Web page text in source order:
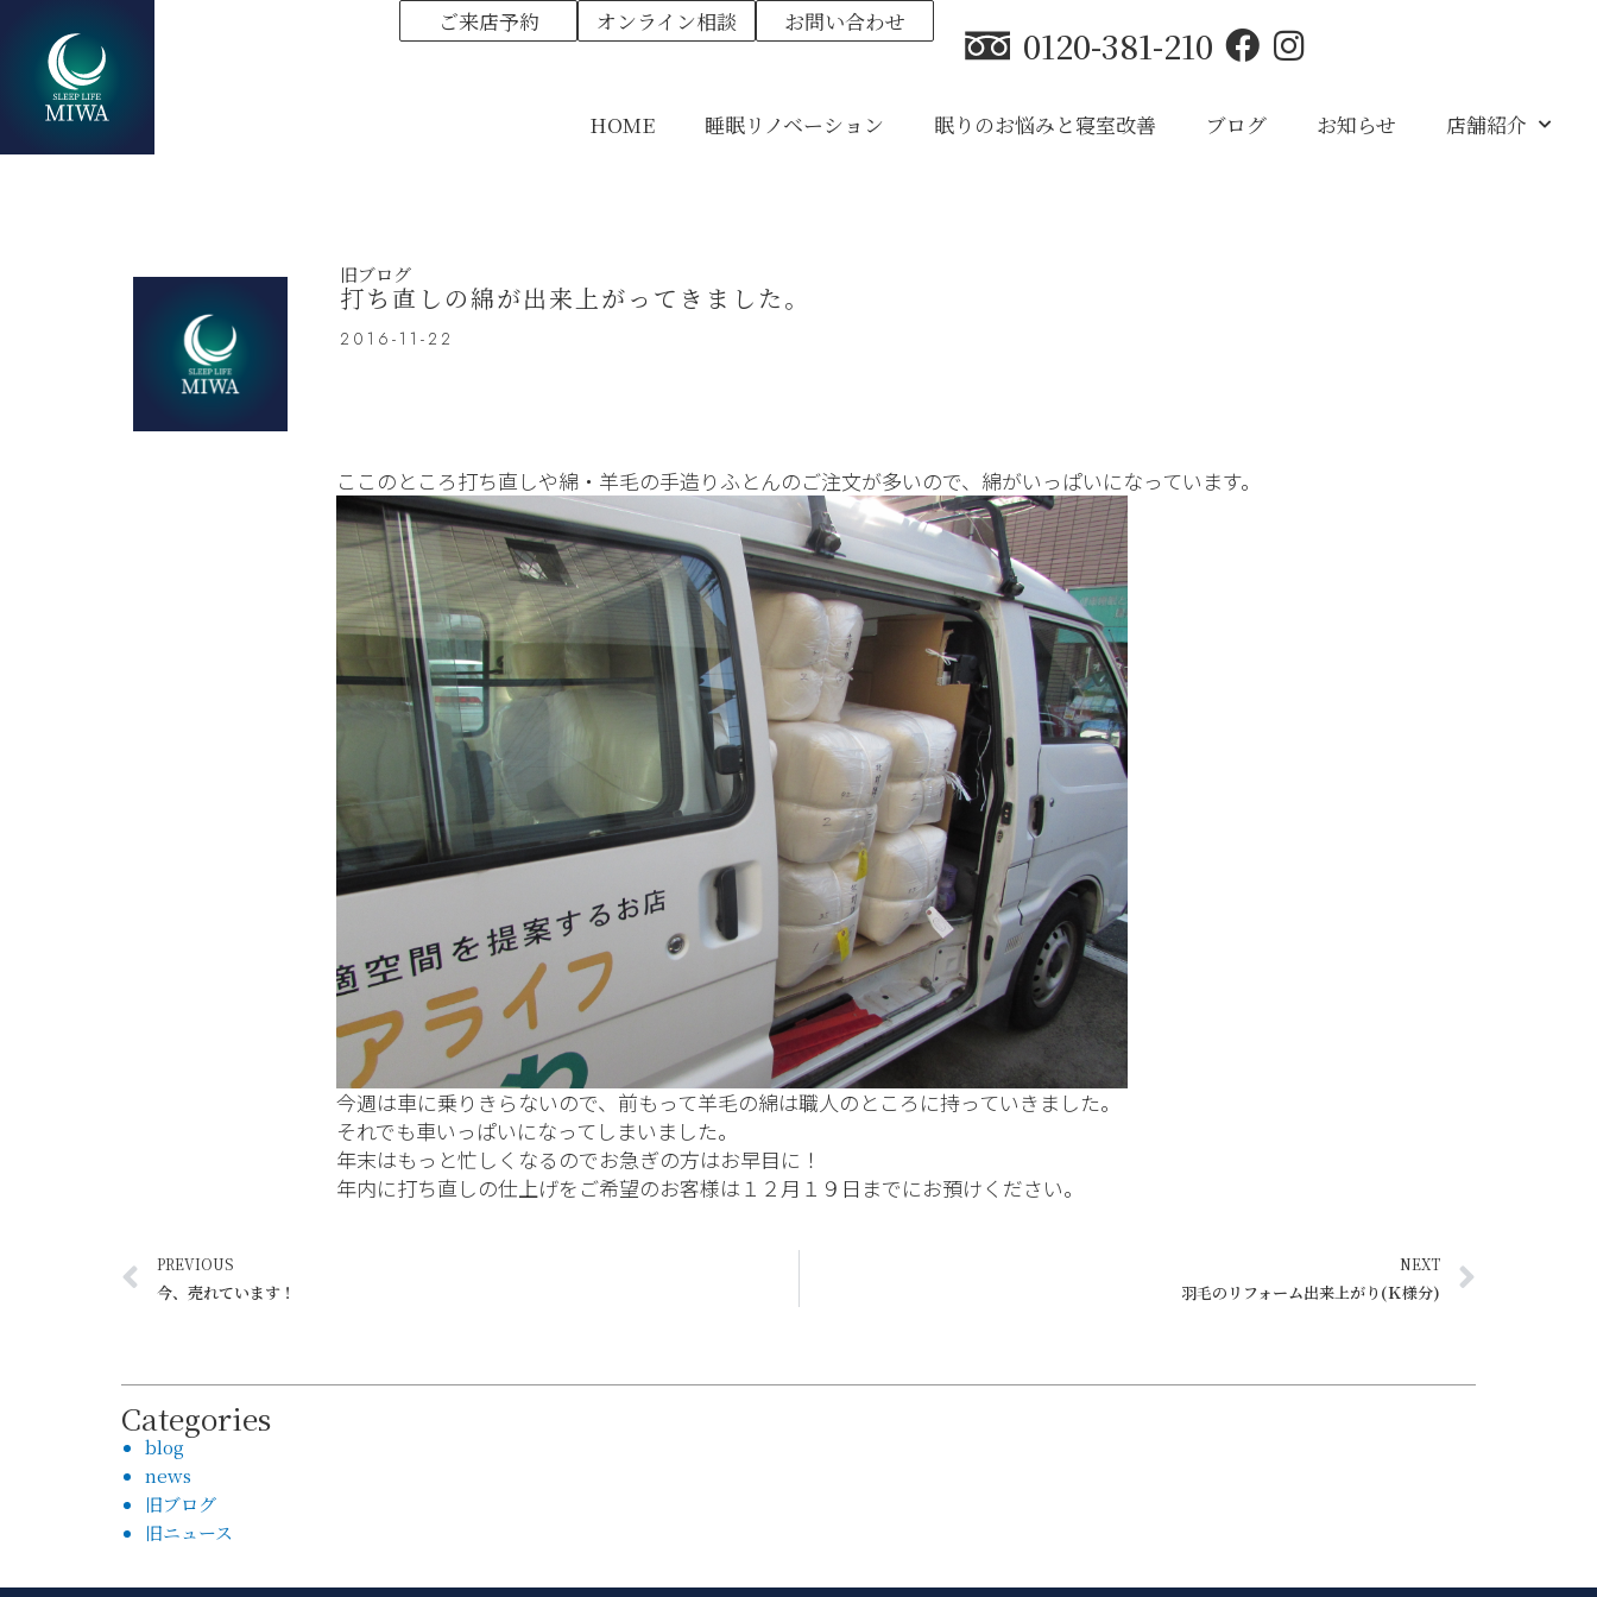
ご来店予約 オンライン相談 お問い合わせ
0120-381-210
HOME 睡眠リノベーション 眠りのお悩みと寝室改善 ブログ お知らせ 店舗紹介
旧ブログ
打ち直しの綿が出来上がってきました。
2016-11-22
ここのところ打ち直しや綿・羊毛の手造りふとんのご注文が多いので、綿がいっぱいになっています。
今週は車に乗りきらないので、前もって羊毛の綿は職人のところに持っていきました。
それでも車いっぱいになってしまいました。
年末はもっと忙しくなるのでお急ぎの方はお早目に！
年内に打ち直しの仕上げをご希望のお客様は１２月１９日までにお預けください。
PREVIOUS
今、売れています！
NEXT
羽毛のリフォーム出来上がり(Ｋ様分)
Categories
blog
news
旧ブログ
旧ニュース